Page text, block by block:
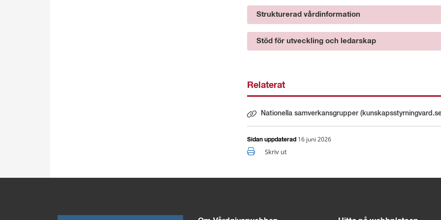
Strukturerad vårdinformation
Stöd för utveckling och ledarskap
Relaterat
Nationella samverkansgrupper
Länk till annan webbplats.
Sidan uppdaterad 16 juni 2026
Skriv ut